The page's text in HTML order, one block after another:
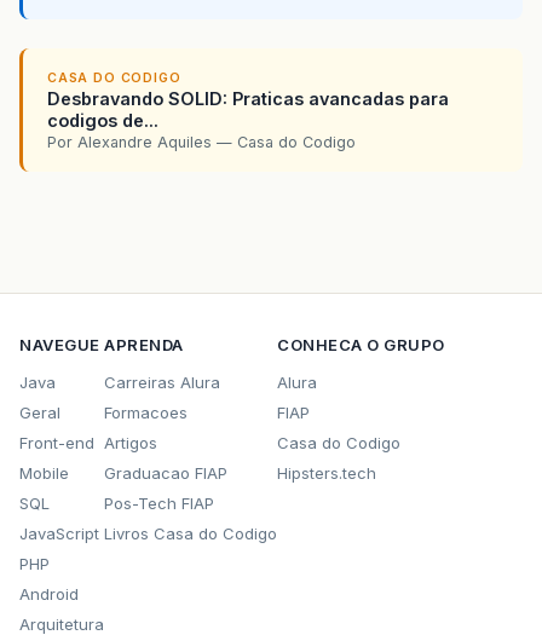
CASA DO CODIGO
Desbravando SOLID: Praticas avancadas para
codigos de...
Por Alexandre Aquiles — Casa do Codigo
NAVEGUE
Java
Geral
Front-end
Mobile
SQL
JavaScript
PHP
Android
Arquitetura
APRENDA
Carreiras Alura
Formacoes
Artigos
Graduacao FIAP
Pos-Tech FIAP
Livros Casa do Codigo
CONHECA O GRUPO
Alura
FIAP
Casa do Codigo
Hipsters.tech